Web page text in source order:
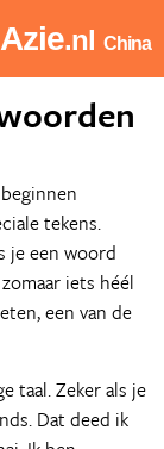
Azie.nl China
tekens.
je een woord
iets héél
een van de
taal. Zeker als je
Dat deed ik